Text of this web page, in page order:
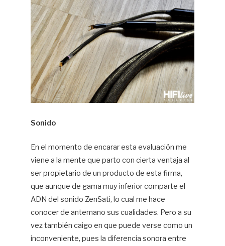
Sonido
En el momento de encarar esta evaluación me
viene a la mente que parto con cierta ventaja al
ser propietario de un producto de esta firma,
que aunque de gama muy inferior comparte el
ADN del sonido ZenSati, lo cual me hace
conocer de antemano sus cualidades. Pero a su
vez también caigo en que puede verse como un
inconveniente, pues la diferencia sonora entre